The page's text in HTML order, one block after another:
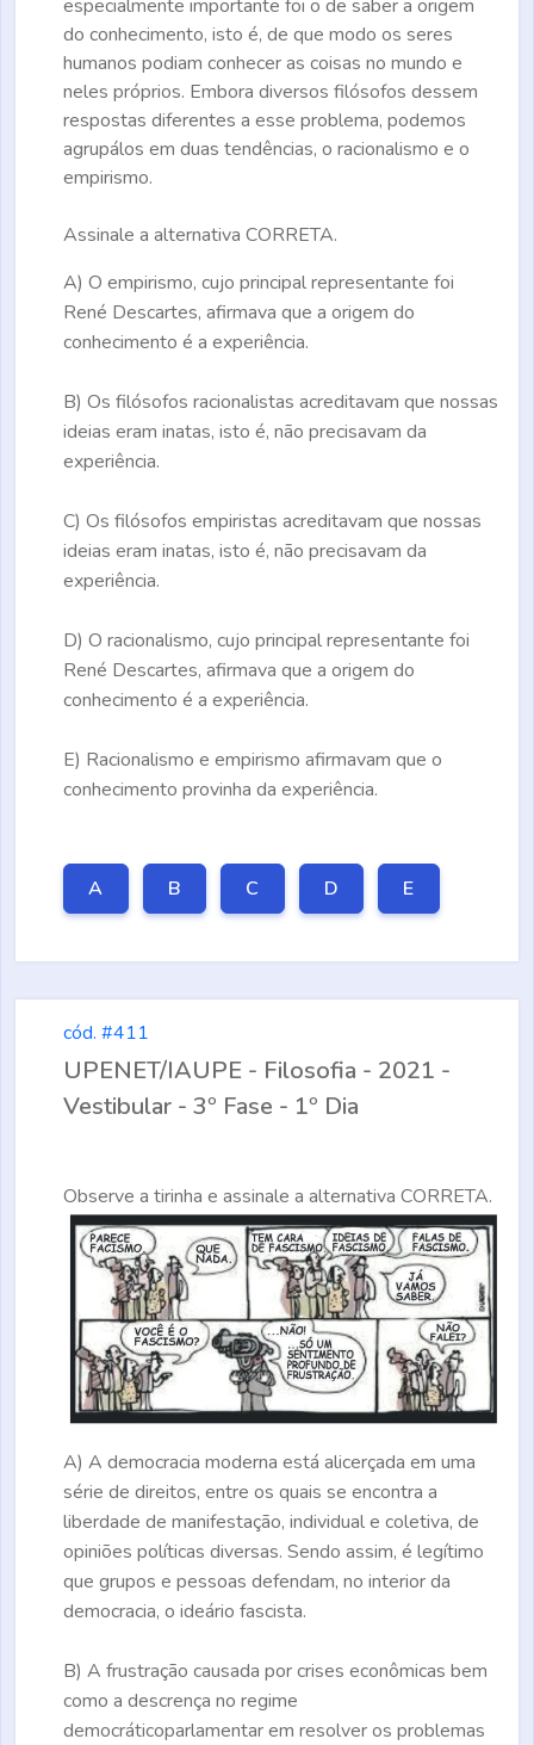
especialmente importante foi o de saber a origem
do conhecimento, isto é, de que modo os seres
humanos podiam conhecer as coisas no mundo e
neles próprios. Embora diversos filósofos dessem
respostas diferentes a esse problema, podemos
agrupálos em duas tendências, o racionalismo e o
empirismo.
Assinale a alternativa CORRETA.
A) O empirismo, cujo principal representante foi
René Descartes, afirmava que a origem do
conhecimento é a experiência.
B) Os filósofos racionalistas acreditavam que nossas
ideias eram inatas, isto é, não precisavam da
experiência.
C) Os filósofos empiristas acreditavam que nossas
ideias eram inatas, isto é, não precisavam da
experiência.
D) O racionalismo, cujo principal representante foi
René Descartes, afirmava que a origem do
conhecimento é a experiência.
E) Racionalismo e empirismo afirmavam que o
conhecimento provinha da experiência.
A B C D E
cód. #411
UPENET/IAUPE - Filosofia - 2021 -
Vestibular - 3º Fase - 1º Dia
Observe a tirinha e assinale a alternativa CORRETA.
A) A democracia moderna está alicerçada em uma
série de direitos, entre os quais se encontra a
liberdade de manifestação, individual e coletiva, de
opiniões políticas diversas. Sendo assim, é legítimo
que grupos e pessoas defendam, no interior da
democracia, o ideário fascista.
B) A frustração causada por crises econômicas bem
como a descrença no regime
democráticoparlamentar em resolver os problemas